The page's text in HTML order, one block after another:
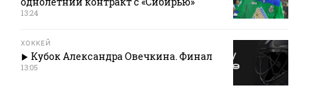
13:24
ХОККЕЙ
Кубок Александра Овечкина. Финал
13:05